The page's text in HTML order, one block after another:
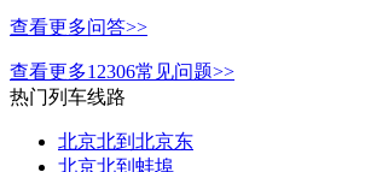
车次/车型：
发车站：始杭州
查看更多问答>>
查看更多12306常见问题>>
热门列车线路
北京北到北京东
北京北到蚌埠